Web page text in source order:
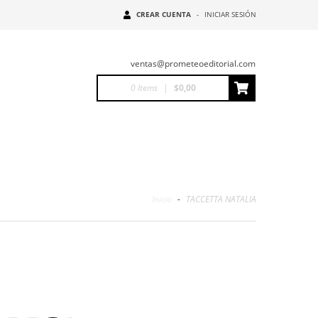
CREAR CUENTA - INICIAR SESIÓN
ventas@prometeoeditorial.com
0 Items | $0,00
- TACCETTA NATALIA